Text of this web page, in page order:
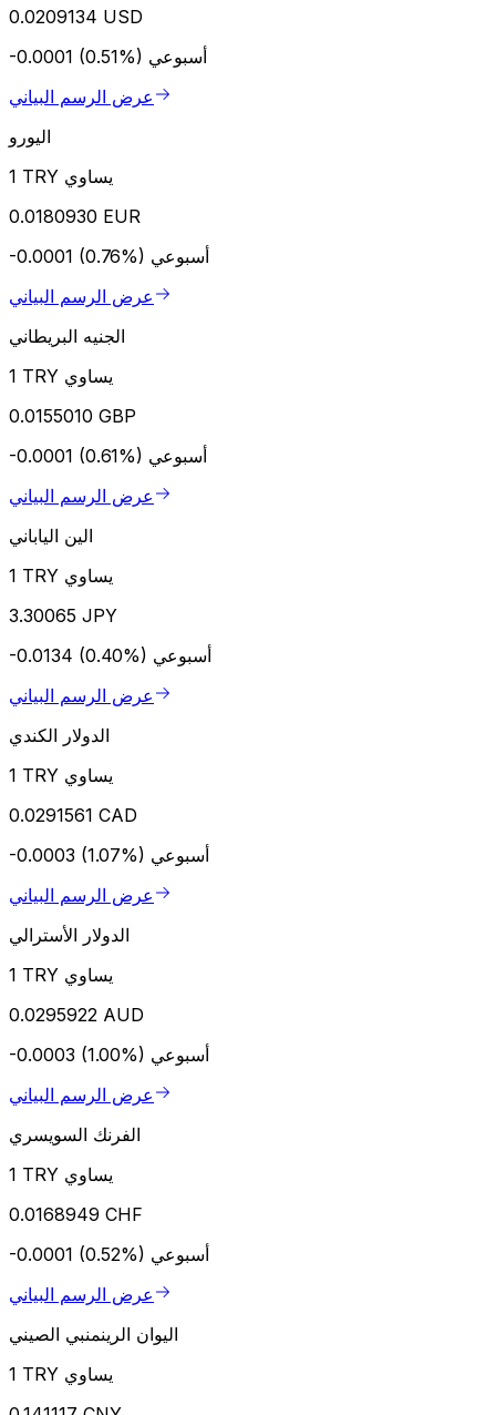
0.0209134 USD
-0.0001 (0.51%) أسبوعي
عرض الرسم البياني
اليورو
1 TRY يساوي
0.0180930 EUR
-0.0001 (0.76%) أسبوعي
عرض الرسم البياني
الجنيه البريطاني
1 TRY يساوي
0.0155010 GBP
-0.0001 (0.61%) أسبوعي
عرض الرسم البياني
الين الياباني
1 TRY يساوي
3.30065 JPY
-0.0134 (0.40%) أسبوعي
عرض الرسم البياني
الدولار الكندي
1 TRY يساوي
0.0291561 CAD
-0.0003 (1.07%) أسبوعي
عرض الرسم البياني
الدولار الأسترالي
1 TRY يساوي
0.0295922 AUD
-0.0003 (1.00%) أسبوعي
عرض الرسم البياني
الفرنك السويسري
1 TRY يساوي
0.0168949 CHF
-0.0001 (0.52%) أسبوعي
عرض الرسم البياني
اليوان الرينمنبي الصيني
1 TRY يساوي